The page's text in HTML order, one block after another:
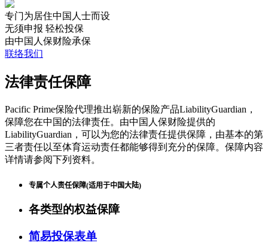
专门为居住中国人士而设
无须申报 轻松投保
由中国人保财险承保
联络我们
法律责任保障
Pacific Prime保险代理推出崭新的保险产品LiabilityGuardian，
保障您在中国的法律责任。由中国人保财险提供的
LiabilityGuardian，可以为您的法律责任提供保障，由基本的第
三者责任以至体育运动责任都能够得到充分的保障。保障内容
详情请参阅下列资料。
专属个人责任保障(适用于中国大陆)
各类型的权益保障
简易投保表单